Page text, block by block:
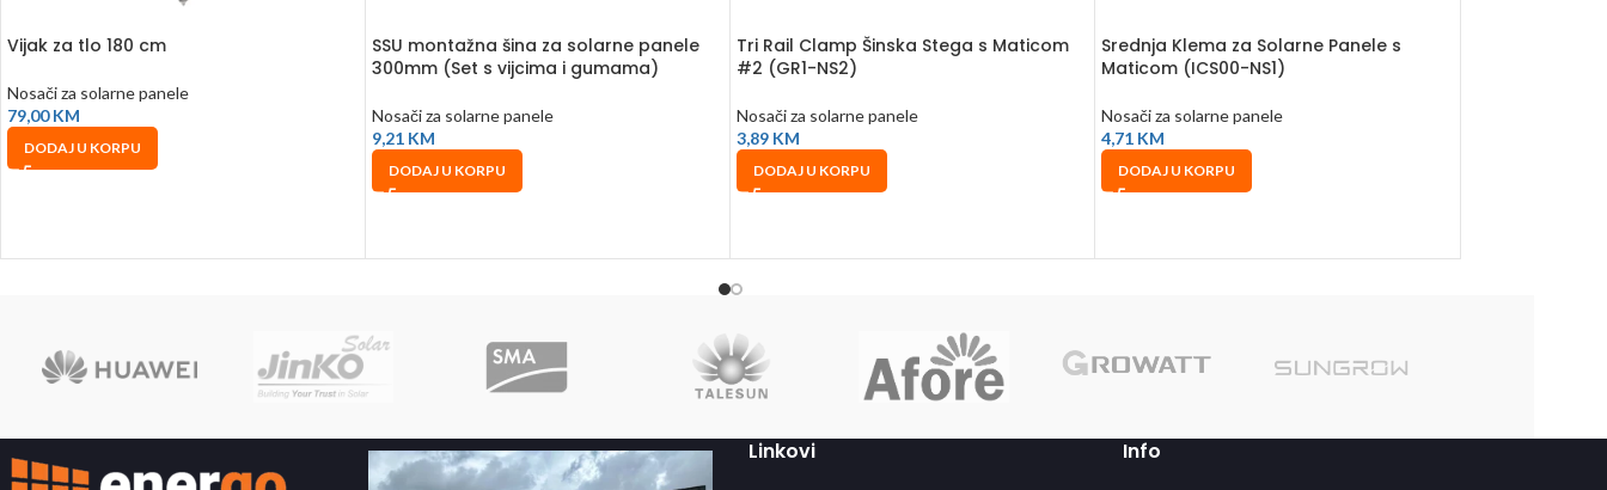
Vijak za tlo 180 cm
Nosači za solarne panele
79,00KM
DODAJ U KORPU
SSU montažna šina za solarne panele
300mm (Set s vijcima i gumama)
Nosači za solarne panele
9,21 KM
DODAJ U KORPU
Tri Rail Clamp Šinska Stega s Maticom
#2 (GR1-NS2)
Nosači za solarne panele
3,89 KM
DODAJ U KORPU
Srednja Klema za Solarne Panele s
Maticom (ICS00-NS1)
Nosači za solarne panele
4,71 KM
DODAJ U KORPU
Linkovi Info